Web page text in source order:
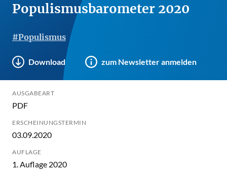
Populismusbarometer 2020
#Populismus
Download zum Newsletter anmelden
AUSGABEART
PDF
ERSCHEINUNGSTERMIN
03.09.2020
AUFLAGE
1. Auflage 2020